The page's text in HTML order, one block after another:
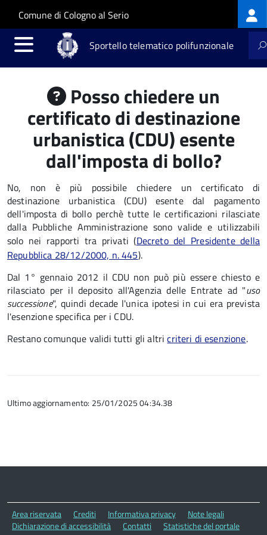
Salta al contenuto principale
Skip to site navigation
Comune di Cologno al Serio
Sportello telematico polifunzionale
Posso chiedere un
certificato di destinazione
urbanistica (CDU) esente
dall'imposta di bollo?
No, non è più possibile chiedere un certificato di
destinazione urbanistica (CDU) esente dal pagamento
dell'imposta di bollo perchè tutte le certificazioni rilasciate
dalla Pubbliche Amministrazione sono valide e utilizzabili
solo nei rapporti tra privati (Decreto del Presidente della
Repubblica 28/12/2000, n. 445).
Dal 1° gennaio 2012 il CDU non può più essere chiesto e
rilasciato per il deposito all'Agenzia delle Entrate ad "uso
successione", quindi decade l'unica ipotesi in cui era prevista
l'esenzione specifica per i CDU.
Restano comunque validi tutti gli altricriteri di esenzione.
Ultimo aggiornamento: 25/01/2025 04:34.38
Area riservata Crediti Informativa privacy
Note legali
Dichiarazione di accessibilità
Contatti
Statistiche del portale